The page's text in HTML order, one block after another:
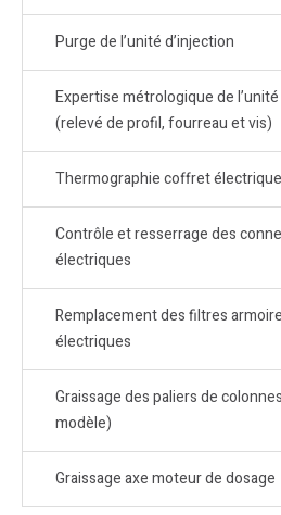
Purge de l’unité d’injection
Expertise métrologique de l’unité
(relevé de profil, fourreau et vis)
Thermographie coffret électrique
Contrôle et resserrage des
électriques
Remplacement des filtres
électriques
Graissage des paliers de
modèle)
Graissage axe moteur de dosage